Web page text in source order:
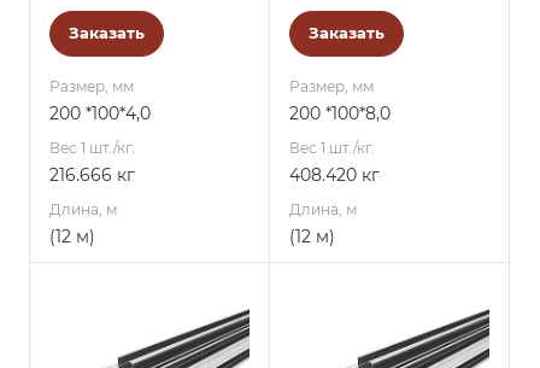
Заказать
Размер, мм
200 *100*4,0
Вес 1 шт./кг.
216.666 кг
Длина, м
(12 м)
Заказать
Размер, мм
200 *100*8,0
Вес 1 шт./кг.
408.420 кг
Длина, м
(12 м)